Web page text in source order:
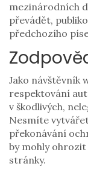
mezinárodních
převádět,
předchozího
Jako návštěvník
respektování
v škodlivých,
Nesmíte
překonávání
by mohly
stránky.